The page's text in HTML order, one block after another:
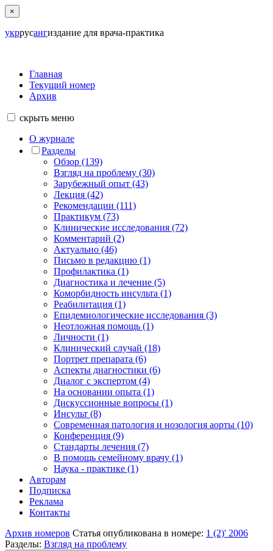
×
укррусангиздание для врача-практика
Главная
Текущий номер
Архив
скрыть меню
О журнале
Разделы
Обзор (139)
Взгляд на проблему (30)
Зарубежный опыт (43)
Лекция (42)
Рекомендации (111)
Практикум (73)
Клинические исследования (72)
Комментарий (2)
Актуально (46)
Письмо в редакцию (1)
Профилактика (1)
Диагностика и лечение (5)
Коморбидность инсульта (1)
Реабилитация (1)
Епидемиологические исследования (3)
Неотложная помощь (1)
Личности (1)
Клинический случай (18)
Портрет препарата (6)
Аспекты диагностики (6)
Диалог с экспертом (4)
На основании опыта (1)
Дискуссионные вопросы (1)
Инсульт (8)
Современная патология и нозология аорты (10)
Конференция (9)
Стандарты лечения (7)
В помощь семейному врачу (1)
Наука - практике (1)
Авторам
Подписка
Реклама
Контакты
Архив номеров Статья опубликована в номере: 1 (2)' 2006
Разделы: Взгляд на проблему